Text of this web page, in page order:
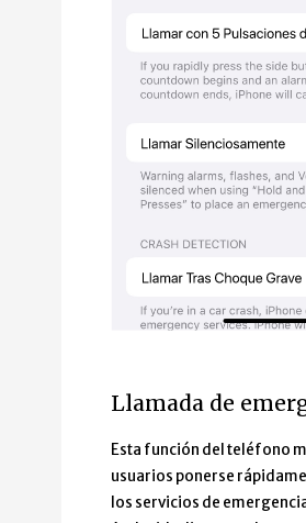
Llamada de
Esta función del teléfono
usuarios ponerse
los servicios de